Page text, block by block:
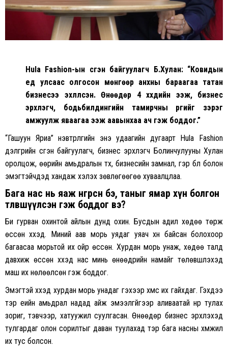
Hula Fashion-ын үүсгэн байгуулагч Б.Хулан: “Ковидын
үед улсаас олгосон мөнгөөр анхны бараагаа татан
бизнесээ эхлүүлсэн. Өнөөдөр 4 хүүхдийн ээж, бизнес
эрхлэгч, бодьбилдингийн тамирчны үүргийг зэрэг
амжуулж яваагаа ээж аавынхаа ач гэж боддог.”
“Гашуун Яриа” нэвтрүүлгийн энэ удаагийн дугаарт Hula Fashion
дэлгүүрийн үүсгэн байгуулагч, бизнес эрхлэгч Болинчулууны Хулан
оролцож, өөрийн амьдралын түүх, бизнесийн замнал, гэр бүл болон
эмэгтэйчүүдэд хандаж хэлэх зөвлөгөөгөө хуваалцлаа.
Бага нас нь яаж өнгөрсөн бэ, таныг ямар хүн болгон
төлөвшүүлсэн гэж боддог вэ?
Би гурван охинтой айлын дунд охин. Бусдын адил хөдөө төрж
өссөн хүүхэд. Миний аав морь уядаг уяач хүн байсан болохоор
багаасаа морьтой их ойр өссөн. Хурдан морь унаж, хөдөө талд
давхиж өссөн хүүхэд нас минь өнөөдрийн намайг төлөвшүүлэхэд
маш их нөлөөлсөн гэж боддог.
Эмэгтэй хүүхэд хурдан морь унадаг гэхээр хүмүүс их гайхдаг. Гэхдээ
тэр үеийн амьдрал надад айж эмээлгүйгээр аливаатай нүүр тулах
зориг, тэвчээр, хатуужил суулгасан. Өнөөдөр бизнес эрхлэхэд
тулгардаг олон сорилтыг даван туулахад тэр бага насны хүмүүжил
их тус болсон.